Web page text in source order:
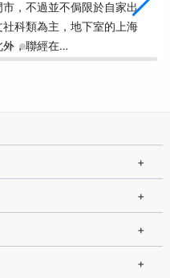
，不過並不侷限於自家出
科類為主，地下室的上海
外，聯經在…